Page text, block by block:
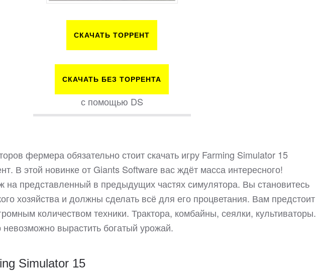
СКАЧАТЬ ТОРРЕНТ
СКАЧАТЬ БЕЗ ТОРРЕНТА
с помощью DS
фермера обязательно стоит скачать игру Farming Simulator 15
В этой новинке от Giants Software вас ждёт масса интересного!
на представленный в предыдущих частях симулятора. Вы становитесь
хозяйства и должны сделать всё для его процветания. Вам предстоит
количеством техники. Трактора, комбайны, сеялки, культиваторы.
невозможно вырастить богатый урожай.
Simulator 15